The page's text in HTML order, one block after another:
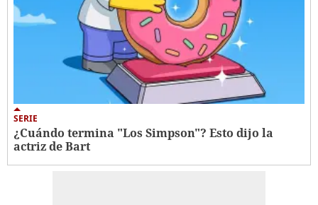
SERIE
¿Cuándo termina "Los Simpson"? Esto dijo la
actriz de Bart